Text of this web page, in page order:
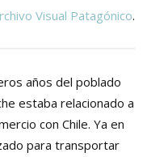
Visual Patagónico.
años del poblado
estaba relacionado a
con Chile. Ya en
para transportar